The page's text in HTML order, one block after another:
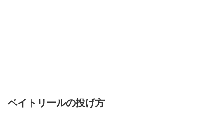
ベイトリールの投げ方